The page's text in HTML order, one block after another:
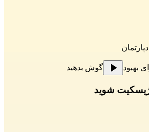
بهبود گوش بدهید
شوید